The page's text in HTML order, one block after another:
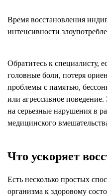
Время восстановления
интенсивности
Обратитесь к специалисту,
головные боли, потеря
проблемы с памятью,
или агрессивное
на серьезные нарушения в
медицинского
Что ускоряет
Есть несколько простых
организма к здоровому